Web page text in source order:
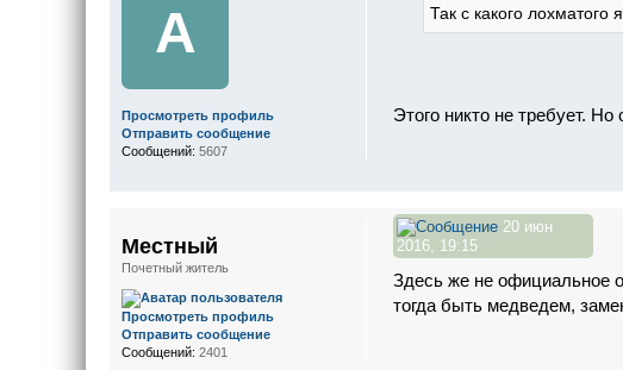
Так с какого
Этого никто не требует.
A
Просмотреть профиль
Отправить сообщение
Сообщений: 5607
20 июн
2016, 19:15
Здесь же не официальное
тогда быть медведем,
Местный
Почетный житель
Просмотреть профиль
Отправить сообщение
Сообщений: 2401